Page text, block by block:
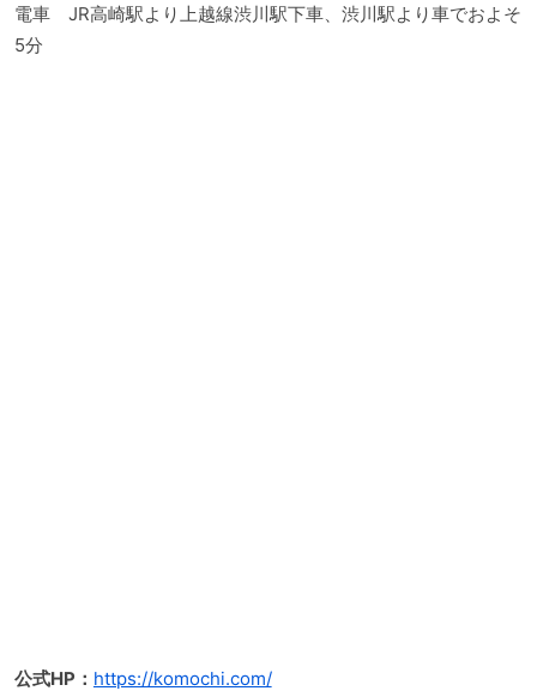
電車 JR高崎駅より上越線渋川駅下車、渋川駅より車でおよそ
5分
公式HP： https://komochi.com/